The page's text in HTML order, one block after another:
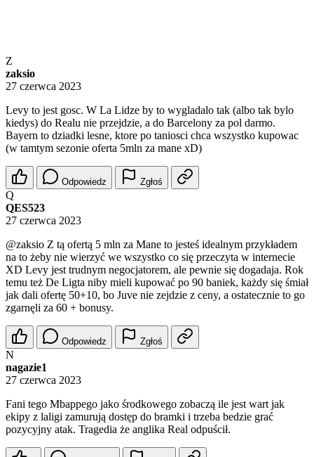
Z
zaksio
27 czerwca 2023
Levy to jest gosc. W La Lidze by to wygladalo tak (albo tak bylo
kiedys) do Realu nie przejdzie, a do Barcelony za pol darmo.
Bayern to dziadki lesne, ktore po taniosci chca wszystko kupowac
(w tamtym sezonie oferta 5mln za mane xD)
Odpowiedz Zgłoś
Q
QES523
27 czerwca 2023
@zaksio Z tą ofertą 5 mln za Mane to jesteś idealnym przykładem
na to żeby nie wierzyć we wszystko co się przeczyta w internecie
XD Levy jest trudnym negocjatorem, ale pewnie się dogadaja. Rok
temu też De Ligta niby mieli kupować po 90 baniek, każdy się śmiał
jak dali ofertę 50+10, bo Juve nie zejdzie z ceny, a ostatecznie to go
zgarnęli za 60 + bonusy.
Odpowiedz Zgłoś
N
nagazie1
27 czerwca 2023
Fani tego Mbappego jako środkowego zobaczą ile jest wart jak
ekipy z laligi zamurują dostęp do bramki i trzeba bedzie grać
pozycyjny atak. Tragedia że anglika Real odpuścił.